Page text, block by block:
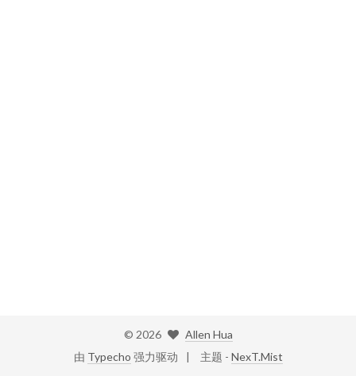
© 2026
Allen Hua
由 Typecho 强力驱动 主题 - NexT.Mist